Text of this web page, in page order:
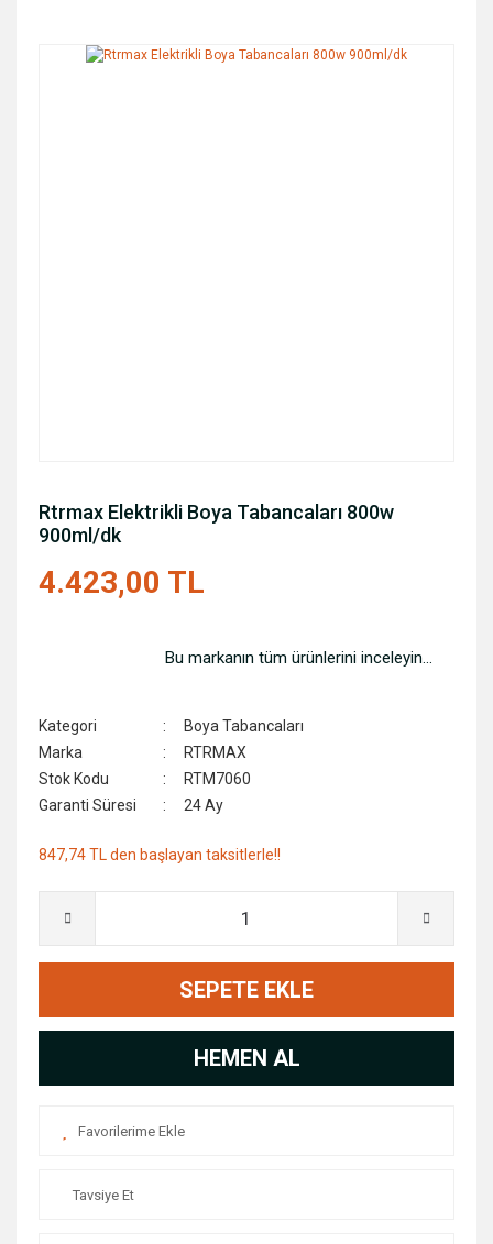
Rtrmax Elektrikli Boya Tabancaları 800w
900ml/dk
4.423,00 TL
Bu markanın tüm ürünlerini inceleyin...
Kategori
Boya Tabancaları
Marka
RTRMAX
Stok Kodu
RTM7060
Garanti Süresi
24 Ay
847,74 TL den başlayan taksitlerle!!
SEPETE EKLE
HEMEN AL
Tavsiye Et